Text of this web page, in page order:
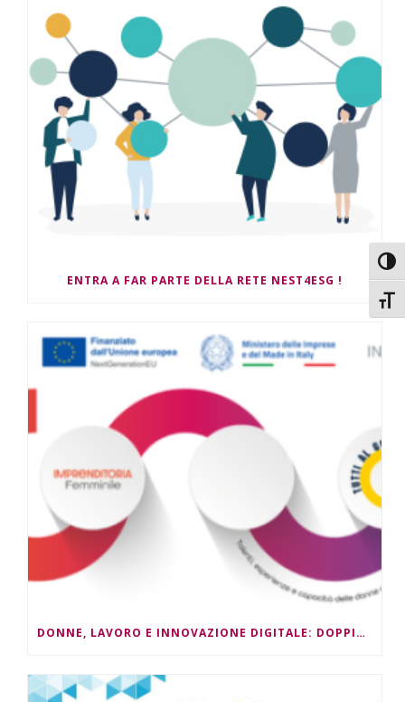
ENTRA A FAR PARTE DELLA RETE NEST4ESG !
DONNE, LAVORO E INNOVAZIONE DIGITALE: DOPPIO APPUNTAMENTO